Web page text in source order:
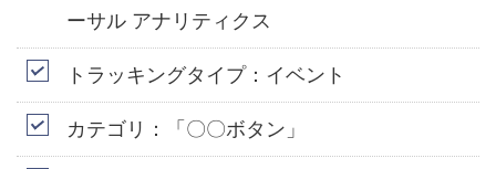
ーサル アナリティクス
トラッキングタイプ：イベント
カテゴリ：「〇〇ボタン」